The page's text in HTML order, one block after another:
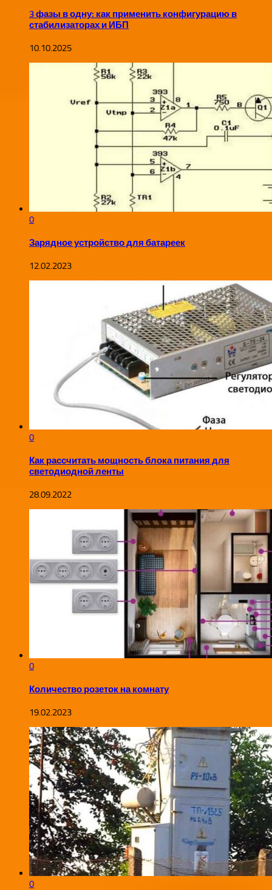
3 фазы в одну: как применить конфигурацию в
стабилизаторах и ИБП
10.10.2025
0
Зарядное устройство для батареек
12.02.2023
0
Как рассчитать мощность блока питания для
светодиодной ленты
28.09.2022
0
Количество розеток на комнату
19.02.2023
0